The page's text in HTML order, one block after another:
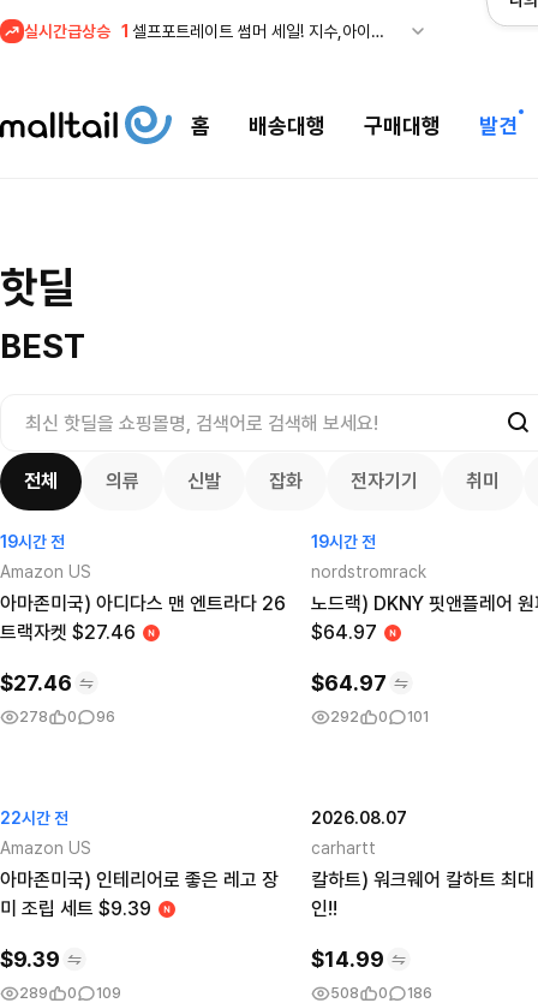
실시간급상승 1
셀프포트레이트 썸머 세일! 지수,아이유 착용 + 관세내 특가
홈 배송대행 구매대행 발견
핫딜
BEST
착용 + 관세내 특가
$200.00
전체 의류 신발 잡화 전자기기 취미
19시간 전
Amazon US
아마존미국) 아디다스 맨 엔트라다 26
트랙자켓 $27.46
$27.46
278 0 96
19시간 전
nordstromrack
노드랙) DKNY 핏앤플레어 원
$64.97
$64.97
292 0 101
22시간 전
Amazon US
아마존미국) 인테리어로 좋은 레고 장
미 조립 세트 $9.39
$9.39
289 0 109
2026.08.07
carhartt
칼하트) 워크웨어 칼하트 최
인!!
$14.99
508 0 186